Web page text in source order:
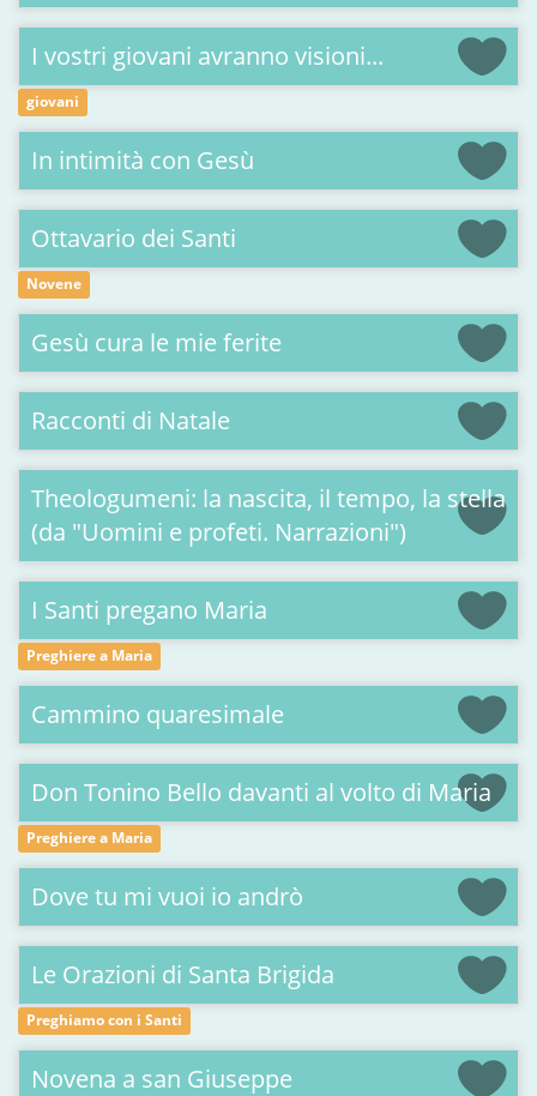
I vostri giovani avranno visioni...
giovani
In intimità con Gesù
Ottavario dei Santi
Novene
Gesù cura le mie ferite
Racconti di Natale
Theologumeni: la nascita, il tempo, la stella
(da "Uomini e profeti. Narrazioni")
I Santi pregano Maria
Preghiere a Maria
Cammino quaresimale
Don Tonino Bello davanti al volto di Maria
Preghiere a Maria
Dove tu mi vuoi io andrò
Le Orazioni di Santa Brigida
Preghiamo con i Santi
Novena a san Giuseppe